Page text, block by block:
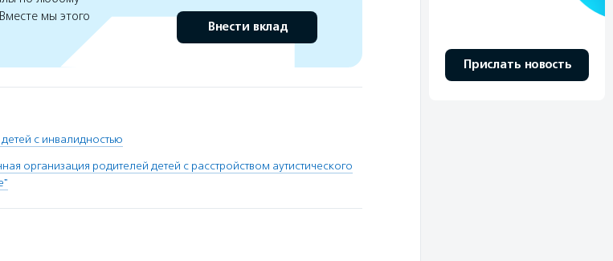
мы этого
Внести вклад
с инвалидностью
организация родителей детей с расстройством аутистического
Прислать новость